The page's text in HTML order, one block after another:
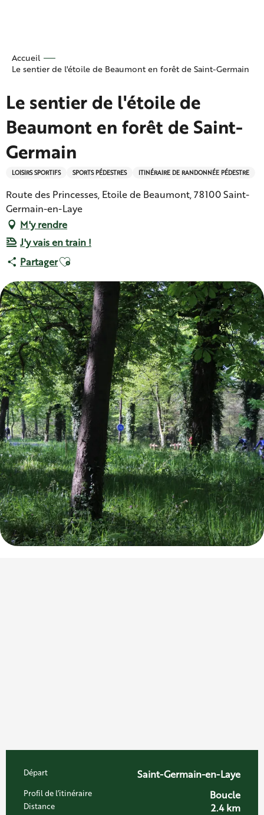
Accueil
Le sentier de l'étoile de Beaumont en forêt de Saint-Germain
Le sentier de l'étoile de
Beaumont en forêt de Saint-
Germain
LOISIRS SPORTIFS SPORTS PÉDESTRES ITINÉRAIRE DE RANDONNÉE PÉDESTRE
Route des Princesses, Etoile de Beaumont, 78100 Saint-
Germain-en-Laye
M'y rendre
J'y vais en train !
PartagerAjouter aux favoris
Informations pratiques
Départ Saint-Germain-en-Laye
Profil de l’itinéraire Boucle
Distance 2.4 km